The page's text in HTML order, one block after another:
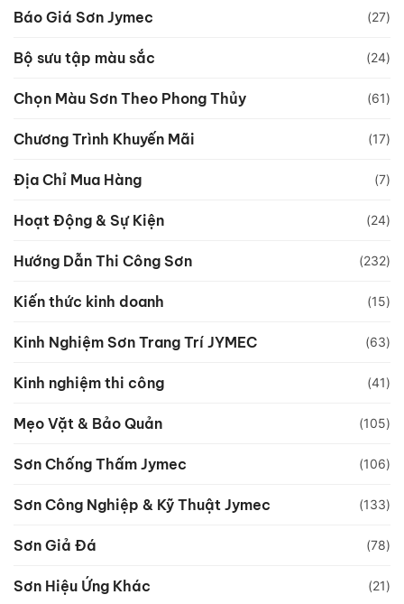
Báo Giá Sơn Jymec (27)
Bộ sưu tập màu sắc (24)
Chọn Màu Sơn Theo Phong Thủy (61)
Chương Trình Khuyến Mãi (17)
Địa Chỉ Mua Hàng (7)
Hoạt Động & Sự Kiện (24)
Hướng Dẫn Thi Công Sơn (232)
Kiến thức kinh doanh (15)
Kinh Nghiệm Sơn Trang Trí JYMEC (63)
Kinh nghiệm thi công (41)
Mẹo Vặt & Bảo Quản (105)
Sơn Chống Thấm Jymec (106)
Sơn Công Nghiệp & Kỹ Thuật Jymec (133)
Sơn Giả Đá (78)
Sơn Hiệu Ứng Khác (21)